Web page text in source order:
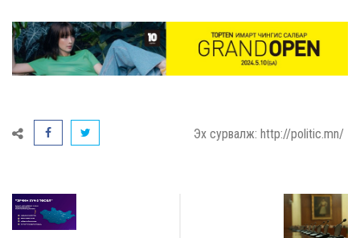
Эх сурвалж: http://politic.mn/